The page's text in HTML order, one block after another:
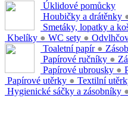
Úklidové pomůcky
Houbičky a drátěnky
Smetáky, lopatky a
Kbelíky ● WC sety ●
Toaletní papír ●
Papírové ručníky ●
Papírové ubrousky ●
Papírové utěrky ● Textilní
Hygienické sáčky a zásobníky